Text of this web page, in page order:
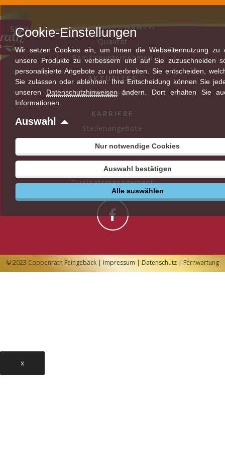
Zum
Inhalt
springen
Start
ÜBER COPPENRATH
Qualität
Familienunternehmen
AKTUELLES
Neuigkeiten
KARRIERE
Stellenangebote
KONTAKT
Ansprechpartner
Qualitätsmanagement
© 2023 Coppenrath Feingebäck | Impressum | Datenschutz | Fernwartung
Cookie-Einstellungen
Wir setzen Cookies ein, um Ihnen die Webseitennutzung zu
unsere Produkte zu verbessern und auf Sie zuzuschneiden
personalisierte Angebote zu unterbreiten. Sie entscheiden,
Sie zulassen oder ablehnen. Ihre Entscheidung können Sie
unseren Datenschutzhinweisenändern. Dort erhalten Sie
Informationen.
Auswahl
Nur notwendige Cookies
Auswahl bestätigen
Alle auswählen
x